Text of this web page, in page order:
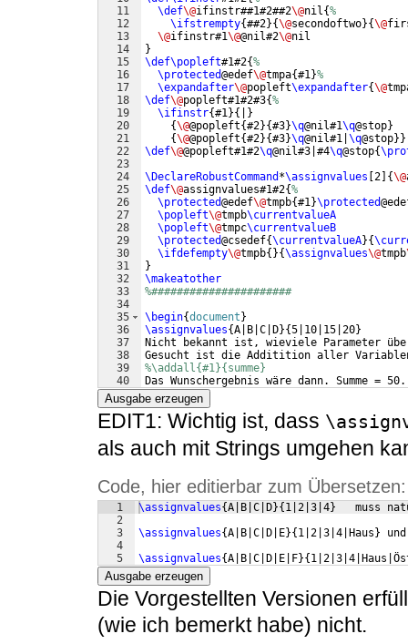
11
12
13
14
15
16
17
18
19
20
21
22
23
24
25
26
27
28
29
30
31
32
33
34
35
36
37
38
39
40
41
\def\@ifinstr##1#2##2\@nil{%
\ifstrempty{##2}{\@secondoftwo}{\@
\@ifinstr#1\@@nil#2\@nil
}
\def\popleft#1#2{%
\protected@edef\@tmpa{#1}%
\expandafter\@popleft\expandafter{\@
\def\@popleft#1#2#3{%
\ifinstr{#1}{
}
{\@@popleft{#2}{#3}\q@nil#1\q@stop}
{\@@popleft{#2}{#3}\q@nil#1| \q@stop}}
\def\@@popleft#1#2\q@nil#3|#4\q@stop{
\DeclareRobustCommand *\assignvalues 2 {\@
\def\@assignvalues#1#2{%
\protected@edef\@tmpb{#1}\protected
\popleft\@tmpb\currentvalueA
\popleft\@tmpc\currentvalueB
\protected@csedef{\currentvalueA}{
\ifdefempty\@tmpb{ }{\assignvalues\@tmpb
}
\makeatother
%######################
\begin{document }
\assignvalues{A|B|C|D}{5|10|15|20}
Nicht bekannt ist, wieviele Parameter
Gesucht ist die Additition aller
%\addall{#1}{summe}
Das Wunschergebnis wäre dann. Summe = 50.
\end{document
Ausgabe erzeugen
EDIT1: Wichtig ist, dass
als auch mit Strings umgehen
Code, hier editierbar zum Übersetzen:
1
2
3
4
5
\assignvalues{A|B|C|D}{ 1|2|3|4}
muss
\assignvalues{A|B|C|D|E}{ 1|2|3|4|Haus }
\assignvalues{A|B|C|D|E|F}{
Ausgabe erzeugen
Die Vorgestellten Versionen
(wie ich bemerkt habe) nicht.